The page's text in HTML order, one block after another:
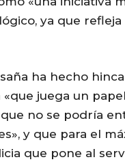
ya que
ha hecho
«que juega un
no se podría
y que para el
que pone al